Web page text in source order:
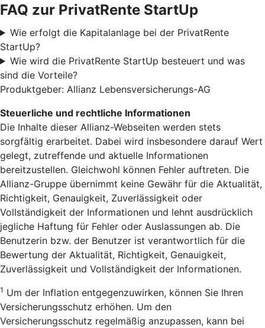
FAQ zur PrivatRente StartUp
Wie erfolgt die Kapitalanlage bei der PrivatRente
StartUp?
Wie wird die PrivatRente StartUp besteuert und was
sind die Vorteile?
Produktgeber: Allianz Lebensversicherungs-AG
Steuerliche und rechtliche Informationen
Die Inhalte dieser Allianz-Webseiten werden stets
sorgfältig erarbeitet. Dabei wird insbesondere darauf Wert
gelegt, zutreffende und aktuelle Informationen
bereitzustellen. Gleichwohl können Fehler auftreten. Die
Allianz-Gruppe übernimmt keine Gewähr für die Aktualität,
Richtigkeit, Genauigkeit, Zuverlässigkeit oder
Vollständigkeit der Informationen und lehnt ausdrücklich
jegliche Haftung für Fehler oder Auslassungen ab. Die
Benutzerin bzw. der Benutzer ist verantwortlich für die
Bewertung der Aktualität, Richtigkeit, Genauigkeit,
Zuverlässigkeit und Vollständigkeit der Informationen.
1 Um der Inflation entgegenzuwirken, können Sie Ihren
Versicherungsschutz erhöhen. Um den
Versicherungsschutz regelmäßig anzupassen, kann bei